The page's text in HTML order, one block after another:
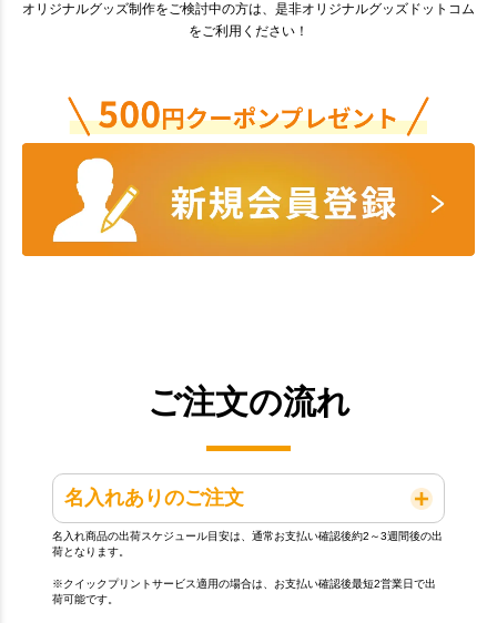
オリジナルグッズ制作をご検討中の方は、是非オリジナルグッズドットコム
をご利用ください！
ご注文の流れ
名入れありのご注文
名入れ商品の出荷スケジュール目安は、通常お支払い確認後約2～3週間後の出
荷となります。
※クイックプリントサービス適用の場合は、お支払い確認後最短2営業日で出
荷可能です。